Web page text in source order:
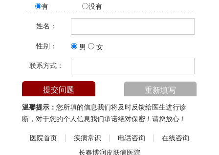
有
没有
姓名：
性别： 男 女
联系方式：
温馨提示： 您所填的信息我们将及时反馈给医生进行诊
断，对于您的个人信息我们承诺绝对保密！请您放心！
医院首页 疾病常识 电话咨询
在线咨询
长春博润皮肤病医院